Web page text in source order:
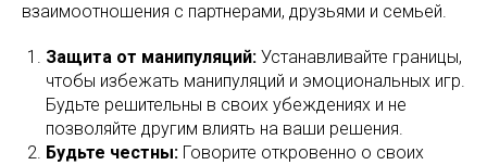
взаимоотношения с партнерами, друзьями и семьей.
Защита от манипуляций: Устанавливайте границы,
чтобы избежать манипуляций и эмоциональных игр.
Будьте решительны в своих убеждениях и не
позволяйте другим влиять на ваши решения.
Будьте честны: Говорите откровенно о своих